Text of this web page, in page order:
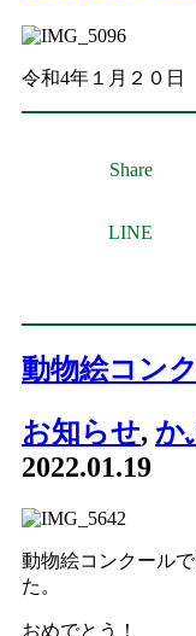
令和4年１月２０
Share
LINE
動物絵コン
お知らせ, か
2022.01.19
動物絵コンクール
た。
おめでとう！